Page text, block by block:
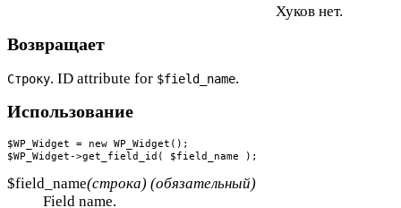
Хуков нет.
Возвращает
Строку. ID attribute for $field_name.
Использование
$WP_Widget = new WP_Widget();
$WP_Widget->get_field_id( $field_name );
$field_name(строка) (обязательный)
Field name.